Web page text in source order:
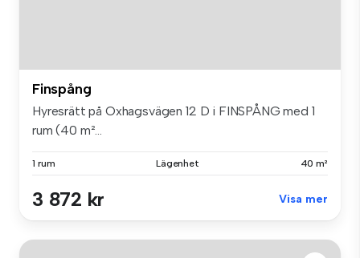
Finspång
Hyresrätt på Oxhagsvägen 12 D i FINSPÅNG med 1
rum (40 m²...
1 rum Lägenhet 40 m²
3 872 kr Visa mer